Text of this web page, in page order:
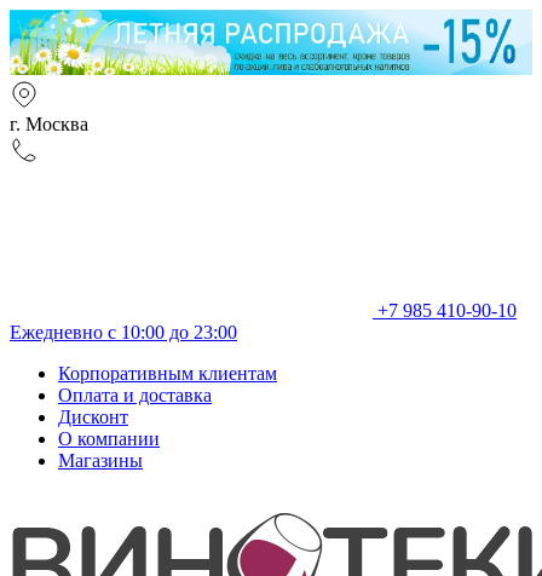
г. Москва
+7 985 410-90-10
Ежедневно с 10:00 до 23:00
Корпоративным клиентам
Оплата и доставка
Дисконт
О компании
Магазины